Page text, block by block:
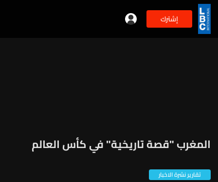
إشترك
المغرب "قصة تاريخية" في كأس العالم
تقارير نشرة الاخبار